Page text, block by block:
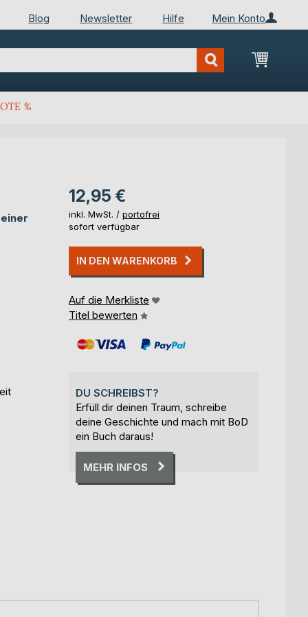
Mein Konto
Blog Newsletter Hilfe
Mein
%
12,95 €
inkl. MwSt. / portofrei
sofort verfügbar
IN DEN WARENKORB
Auf die Merkliste
Titel bewerten
DU SCHREIBST?
Erfüll dir deinen Traum, schreibe
deine Geschichte und mach mit BoD
ein Buch daraus!
MEHR INFOS